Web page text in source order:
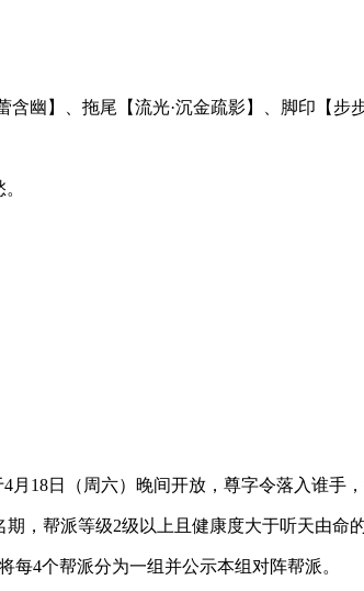
幽】、拖尾【流光·沉金疏影】、脚印【步
18日（周六）晚间开放，尊字令落入谁手，
，帮派等级2级以上且健康度大于听天由命
4个帮派分为一组并公示本组对阵帮派。